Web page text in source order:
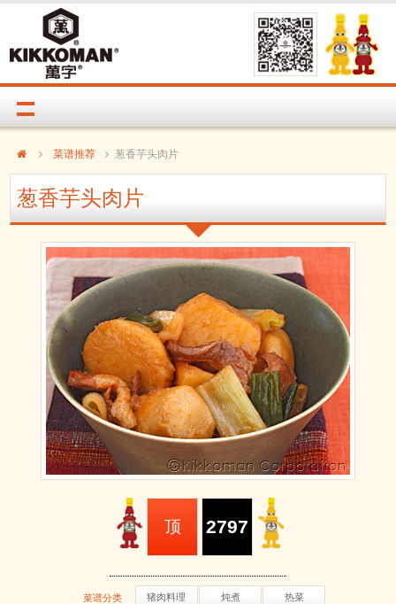
菜谱推荐 葱香芋头肉片
葱香芋头肉片
2797
顶
菜谱分类 猪肉料理 炖煮 热菜